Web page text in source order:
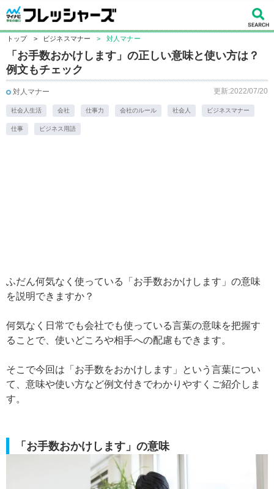
トップ > ビジネスマナー > 対人マナー
「お手数おかけします」の正しい意味と使い方は？
例文もチェック
対人マナー 更新:2022/07/20
社会人生活 会社 仕事力 会社のルール 社会人 ビジネスマナー
仕事 ビジネス用語
ふだん何気なく使っている「お手数おかけします」の意味
を説明できますか？
何気なく日常でも会社でも使っている言葉の意味を把握す
ることで、使いどころや相手への配慮もできます。
そこで今回は「お手数をおかけします」という言葉につい
て、意味や使い方など例文付きでわかりやすくご紹介しま
す。
「お手数おかけします」の意味